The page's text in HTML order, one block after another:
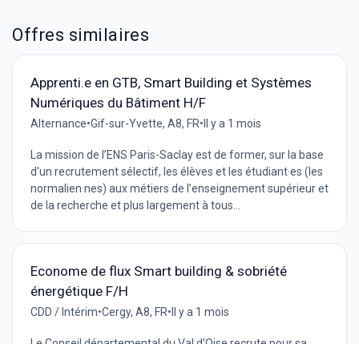
Offres similaires
Apprenti.e en GTB, Smart Building et Systèmes
Numériques du Bâtiment H/F
Alternance•Gif-sur-Yvette, A8, FR•Il y a 1 mois
La mission de l’ENS Paris-Saclay est de former, sur la base
d'un recrutement sélectif, les élèves et les étudiant·es (les
normalien·nes) aux métiers de l’enseignement supérieur et
de la recherche et plus largement à tous...
Econome de flux Smart building & sobriété
énergétique F/H
CDD / Intérim•Cergy, A8, FR• Il y a 1 mois